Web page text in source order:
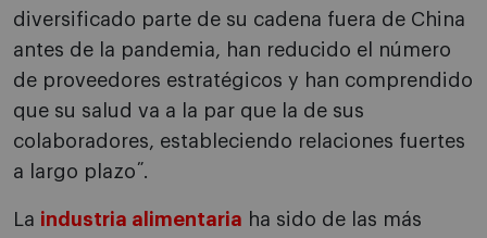
diversificado parte de su cadena fuera de China
antes de la pandemia, han reducido el número
de proveedores estratégicos y han comprendido
que su salud va a la par que la de sus
colaboradores, estableciendo relaciones fuertes
a largo plazo˝.
La industria alimentaria ha sido de las más